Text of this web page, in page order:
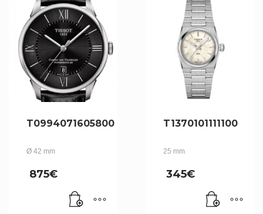
T0994071605800
Ø 42 mm
875€
T1370101111100
25 mm
345€